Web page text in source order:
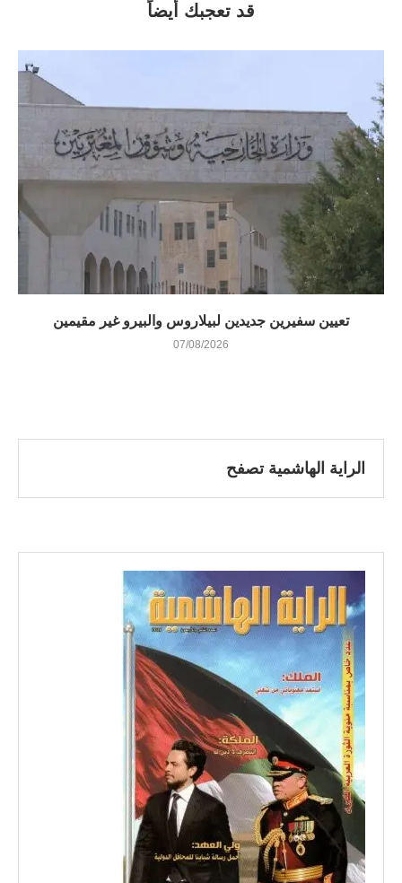
قد تعجبك أيضاً
تعيين سفيرين جديدين لبيلاروس والبيرو غير مقيمين
07/08/2026
الراية الهاشمية تصفح